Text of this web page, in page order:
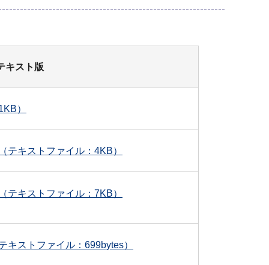
キスト版
）
キストファイル：4KB）
キストファイル：7KB）
キストファイル：699bytes）